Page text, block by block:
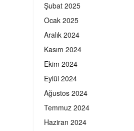
Şubat 2025
Ocak 2025
Aralık 2024
Kasım 2024
Ekim 2024
Eylül 2024
Ağustos 2024
Temmuz 2024
Haziran 2024